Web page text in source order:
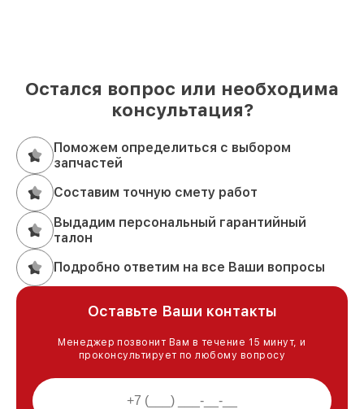
Остался вопрос или необходима
консультация?
Поможем определиться с выбором
запчастей
Составим точную смету работ
Выдадим персональный гарантийный
талон
Подробно ответим на все Ваши вопросы
Оставьте Ваши контакты
Менеджер позвонит Вам в течение 15 минут, и
проконсультирует по любому вопросу